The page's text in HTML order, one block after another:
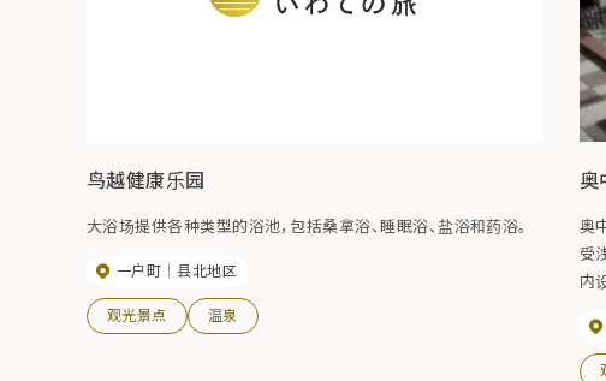
鸟越健康乐园
大浴场提供各种类型的浴池，包括桑拿浴、睡眠浴、盐浴和药浴。
一户町 县北地区
观光景点 温泉
奥
奥
受
内
肤